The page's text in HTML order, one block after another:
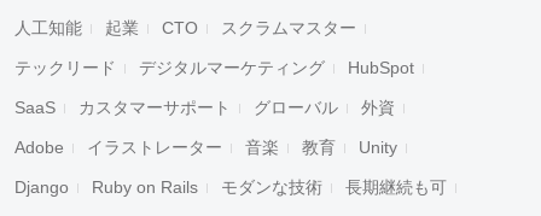
人工知能 起業 CTO スクラムマスター
テックリード デジタルマーケティング HubSpot
SaaS カスタマーサポート グローバル 外資
Adobe イラストレーター 音楽 教育 Unity
Django Ruby on Rails モダンな技術 長期継続も可